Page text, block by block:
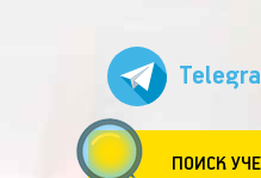
ПОИСК